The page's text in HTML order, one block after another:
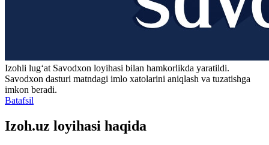
Izohli lugʻat Savodxon loyihasi bilan hamkorlikda yaratildi.
Savodxon dasturi matndagi imlo xatolarini aniqlash va tuzatishga
imkon beradi.
Batafsil
Izoh.uz loyihasi haqida